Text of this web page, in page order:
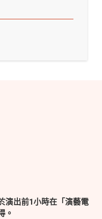
演出前1小時在「演藝電
。